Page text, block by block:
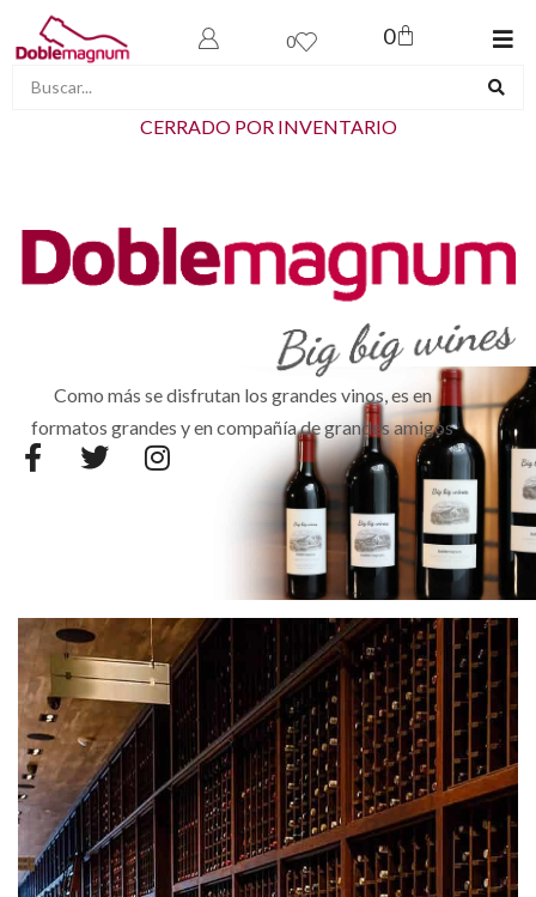
0 0
CERRADO POR INVENTARIO
Como más se disfrutan los grandes vinos, es en
formatos grandes y en compañía de grandes amigos